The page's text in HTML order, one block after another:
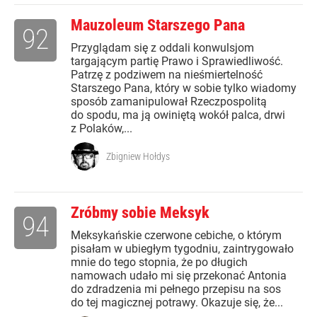
Mauzoleum Starszego Pana
Przyglądam się z oddali konwulsjom
targającym partię Prawo i Sprawiedliwość.
Patrzę z podziwem na nieśmiertelność
Starszego Pana, który w sobie tylko wiadomy
sposób zamanipulował Rzeczpospolitą
do spodu, ma ją owiniętą wokół palca, drwi
z Polaków,...
92
Zbigniew Hołdys
Zróbmy sobie Meksyk
Meksykańskie czerwone cebiche, o którym
pisałam w ubiegłym tygodniu, zaintrygowało
mnie do tego stopnia, że po długich
namowach udało mi się przekonać Antonia
do zdradzenia mi pełnego przepisu na sos
do tej magicznej potrawy. Okazuje się, że...
94